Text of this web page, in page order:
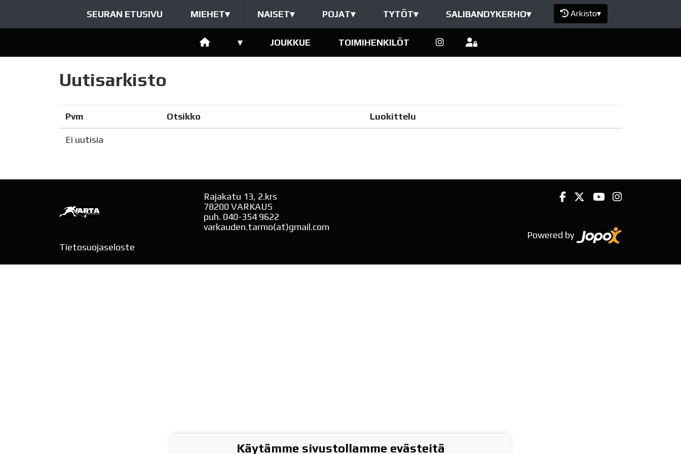
SEURAN ETUSIVU MIEHET▾ NAISET▾ POJAT▾ TYTÖT▾ SALIBANDYKERHO▾ Arkisto▾
▾ JOUKKUE TOIMIHENKILÖT
Uutisarkisto
Pvm Otsikko Luokittelu
Ei uutisia
Tietosuojaseloste
Rajakatu 13, 2.krs
78200 VARKAUS
puh. 040-354 9622
varkauden.tarmo(at)gmail.com
Powered by
Käytämme sivustollamme evästeitä